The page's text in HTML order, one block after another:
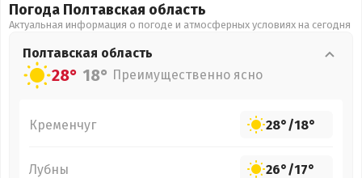
Погода Полтавская область
Актуальная информация о погоде и атмосферных условиях на сегодня
Полтавская область
28° 18° Преимущественно ясно
Кременчуг 28°/18°
Лубны 26°/17°